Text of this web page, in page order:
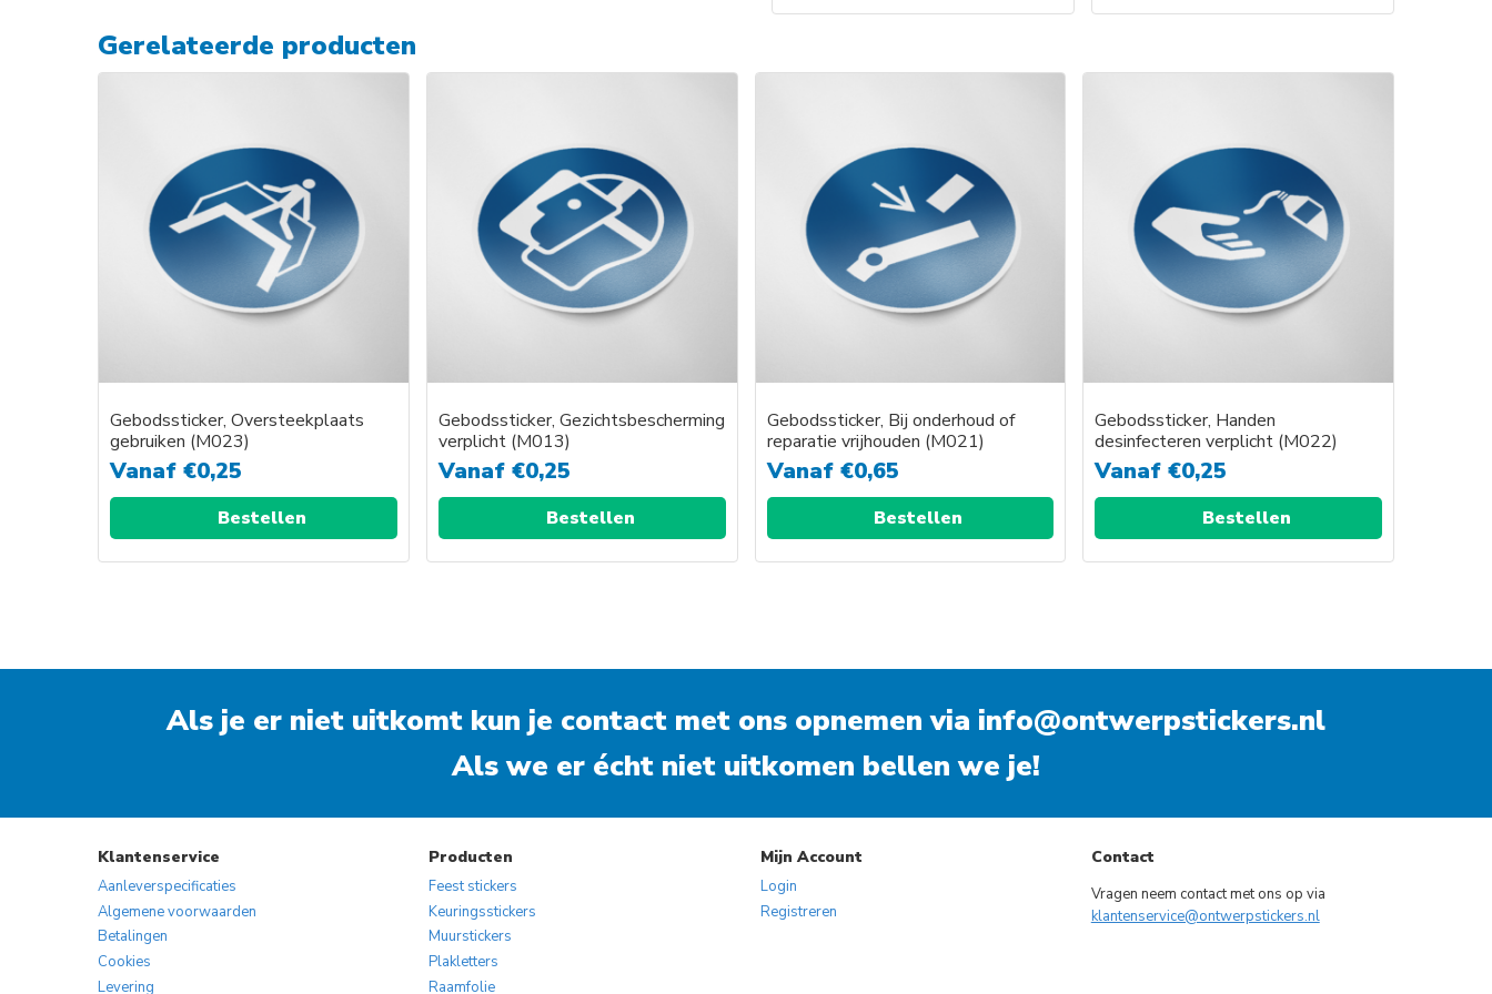
Deze
optie
kan
gekozen
op
Deze
optie
kan
gekozen
op
Gerelateerde producten
Gebodssticker, Oversteekplaats
gebruiken (M023)
Vanaf €0,25
Bestellen
Gebodssticker, Gezichtsbescherming
verplicht (M013)
Vanaf €0,25
Bestellen
Gebodssticker, Bij onderhoud of
reparatie vrijhouden (M021)
Vanaf €0,65
Bestellen
Gebodssticker, Handen
desinfecteren verplicht (M022)
Vanaf€0,25
Bestellen
Als je er niet uitkomt kun je contact met ons opnemen via info@ontwerpstickers.nl
Als we er écht niet uitkomen bellen we je!
Klantenservice
Aanleverspecificaties
Algemene voorwaarden
Betalingen
Cookies
Levering
Producten
Feest stickers
Keuringsstickers
Muurstickers
Plakletters
Raamfolie
Mijn Account
Login
Registreren
Contact
Vragen neem contact met ons op via
klantenservice@ontwerpstickers.nl